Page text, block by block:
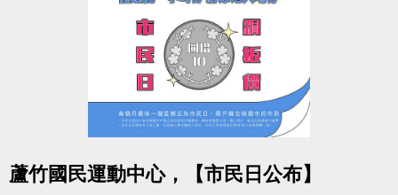
----------------------------------------------
◆報名時間：即日起至 4/2（四）
◆報名方式：1F 櫃台臨櫃報名
◆保證金：$100／人（報到後退還）
◆報名請攜帶身分證影本或戶口名簿
----------------------------------------------
【#賽程公告】
蘆竹國民運動中心，【市民日公布】